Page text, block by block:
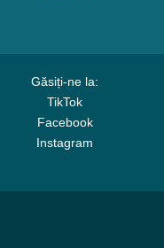
Găsiți-ne la:
TikTok
Facebook
Instagram